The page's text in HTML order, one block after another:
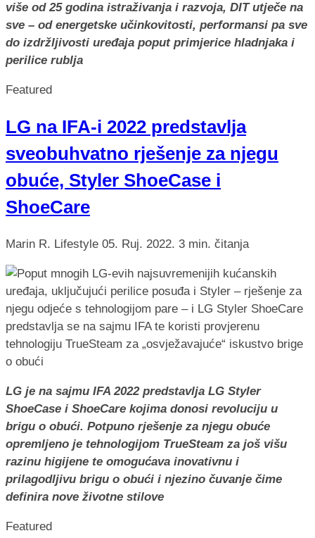
više od 25 godina istraživanja i razvoja, DIT utječe na
sve – od energetske učinkovitosti, performansi pa sve
do izdržljivosti uređaja poput primjerice hladnjaka i
perilice rublja
Featured
LG na IFA-i 2022 predstavlja
sveobuhvatno rješenje za njegu
obuće, Styler ShoeCase i
ShoeCare
Marin R. Lifestyle 05. Ruj. 2022. 3 min. čitanja
LG je na sajmu IFA 2022 predstavlja LG Styler
ShoeCase i ShoeCare kojima donosi revoluciju u
brigu o obući. Potpuno rješenje za njegu obuće
opremljeno je tehnologijom TrueSteam za još višu
razinu higijene te omogućava inovativnu i
prilagodljivu brigu o obući i njezino čuvanje čime
definira nove životne stilove
Featured